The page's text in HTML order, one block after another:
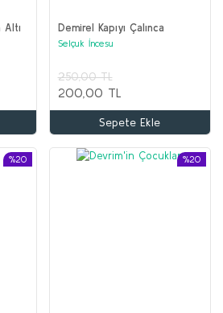
Altı Demirel Kapıyı Çalınca
Selçuk İncesu
250,00 TL
200,00 TL
Sepete Ekle
%20 %20